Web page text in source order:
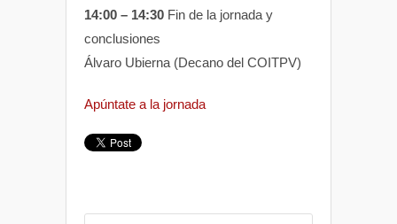
14:00 – 14:30 Fin de la jornada y
conclusiones
Álvaro Ubierna (Decano del COITPV)
Apúntate a la jornada